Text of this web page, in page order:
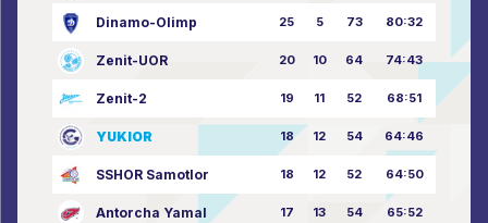
Dinamo-Olimp 25 5 73 80:32
Zenit-UOR 20 10 64 74:43
Zenit-2 19 11 52 68:51
YUKIOR 18 12 54 64:46
SSHOR Samotlor 18 12 52 64:50
Antorcha Yamal 17 13 54 65:52